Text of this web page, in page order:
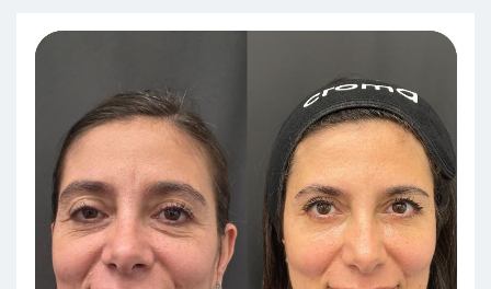
Excelente em todos los aspectos.
Felicitaciones! La atención y la
puntualidad fueron muy buenas y
el conocimiento de la doctora me
hizo sentir tranquilo en mi visita